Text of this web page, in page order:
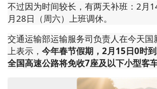
不过因为时间较长，有两天补班：2月
月28日（周六）上班调休。
交通运输部运输服务司负责人在今天国
上表示， 今年春节假期，2月15日0时
全国高速公路将免收7座及以下小型客